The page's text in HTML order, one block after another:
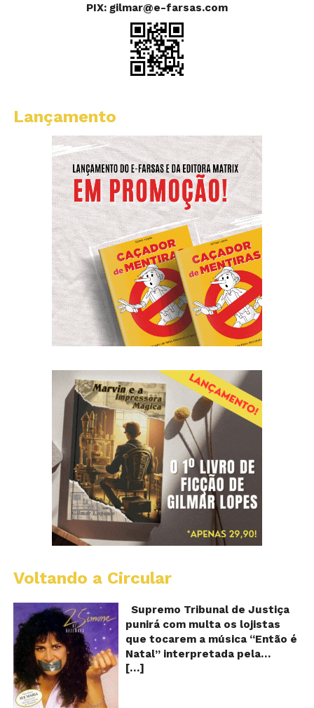
PIX: gilmar@e-farsas.com
Lançamento
Voltando a Circular
Supremo Tribunal de Justiça
punirá com multa os lojistas
que tocarem a música “Então é
Natal” interpretada pela
cantora Simone! Será? De
[…]